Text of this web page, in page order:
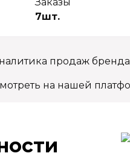
7шт.
продаж бренда
на нашей